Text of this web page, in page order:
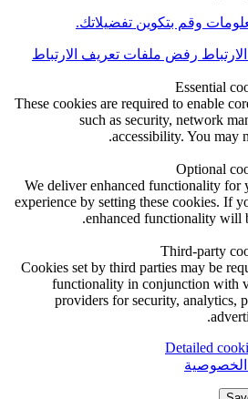
وقم بتكوين تفضيلاتك.
رفض ملفات تعريف الارتباط
Essential
These cookies are required to enable
such as security, network
accessibility. You may
Optional
We deliver enhanced functionality for
experience by setting these cookies. If
enhanced functionality will
Third-party
Cookies set by third parties may be
functionality in conjunction with
providers for security, analytics,
Detailed